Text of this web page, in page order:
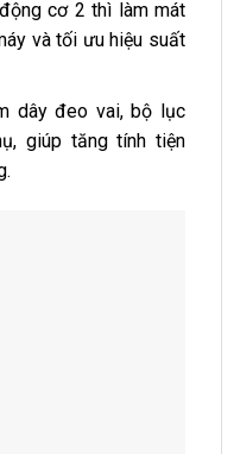
cơ 2 thì làm mát
và tối ưu hiệu suất
dây đeo vai, bộ lục
giúp tăng tính tiện